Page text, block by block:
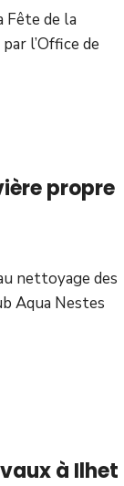
Fête de la
l’Office de
propre
nettoyage des
Aqua Nestes
à Ilhet